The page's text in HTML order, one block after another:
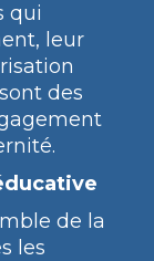
qui
leur
des
de la
les